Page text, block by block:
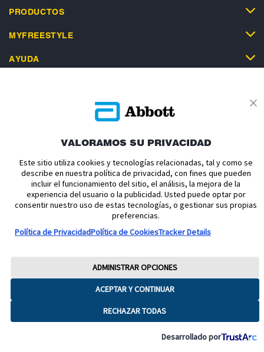
PRODUCTOS
MYFREESTYLE
AYUDA
Política de cookies
Política de privacidad
Términos y condiciones uso
Condiciones de venta
Aviso legal
Manuales de Usuario
Acerca de nosotros
Declaración de Accesibilidad
Aviso sobre la Ley de datos
Preferencias sobre cookies
Copyright © 2026 Abbott. Todos los derechos reservados.
Consulte a su profesional sanitario si tiene alguna duda o pregunta acerca
marcas relacionadas son marcas de Abbott.
VALORAMOS SU PRIVACIDAD
Este sitio utiliza cookies y tecnologías relacionadas, tal y como se
describe en nuestra política de privacidad, con fines que pueden
incluir el funcionamiento del sitio, el análisis, la mejora de la
experiencia del usuario o la publicidad. Usted puede optar por
consentir nuestro uso de estas tecnologías, o gestionar sus propias
preferencias.
Política de PrivacidadPolítica de CookiesTracker Details
ACEPTAR Y CONTINUAR
RECHAZAR TODAS
ADMINISTRAR OPCIONES
Desarrollado por